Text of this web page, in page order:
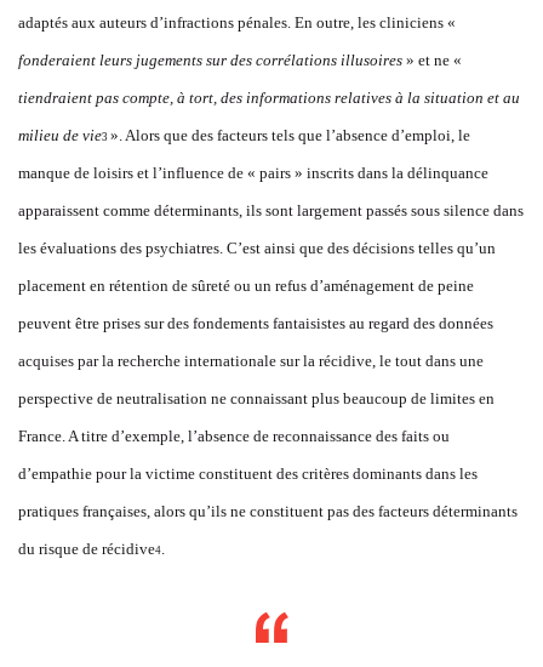
adaptés aux auteurs d’infractions pénales. En outre, les cliniciens «
fonderaient leurs jugements sur des corrélations illusoires » et ne «
tiendraient pas compte, à tort, des informations relatives à la situation et au
milieu de vie3 ». Alors que des facteurs tels que l’absence d’emploi, le
manque de loisirs et l’influence de « pairs » inscrits dans la délinquance
apparaissent comme déterminants, ils sont largement passés sous silence dans
les évaluations des psychiatres. C’est ainsi que des décisions telles qu’un
placement en rétention de sûreté ou un refus d’aménagement de peine
peuvent être prises sur des fondements fantaisistes au regard des données
acquises par la recherche internationale sur la récidive, le tout dans une
perspective de neutralisation ne connaissant plus beaucoup de limites en
France. A titre d’exemple, l’absence de reconnaissance des faits ou
d’empathie pour la victime constituent des critères dominants dans les
pratiques françaises, alors qu’ils ne constituent pas des facteurs déterminants
du risque de récidive4